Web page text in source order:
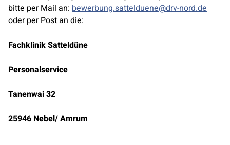
bitte per Mail an: bewerbung.sattelduene@drv-nord.de
oder per Post an die:
Fachklinik Satteldüne
Personalservice
Tanenwai 32
25946 Nebel/ Amrum